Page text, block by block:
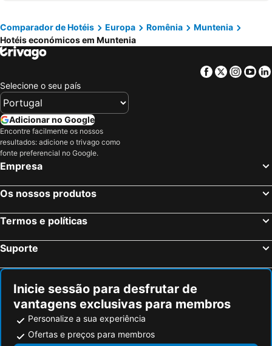
Hotel Rina Cerbul
Hotel Evergreen
Hotel Casa Romaneasca
HOTEL NOVA LUXURY
ibis Styles Pitesti Arges
Lux Garden Hotel
Hotel Carpathia
PLAISIR
Albert Hotel
Hotel Yaky Center
Hotel Magic - City Center
Casa Adina
Alma Health & Spa Retreat
Hotel Pietroasa
Hotel Calarasi
Bistro 29
Vila Marcela
Hotel Privighetoarea
Hotel Console
Emir Palace
RIVER PLACE
Troia Boutique Hotel
Pensiunea Comarnic-Moisa
Robert Local Social MOTEL
Silvia Apart
Comparador de Hotéis Europa Romênia
Muntenia
Hotéis económicos em Muntenia
Facebook
Twitter
Selecione o seu país
Adicionar no Google
Encontre facilmente os nossos
resultados: adicione o trivago como
fonte preferencial no Google.
Empresa
Os nossos produtos
Termos e políticas
Suporte
Inicie sessão para desfrutar de
vantagens exclusivas para membros
Personalize a sua experiência
Ofertas e preços para membros